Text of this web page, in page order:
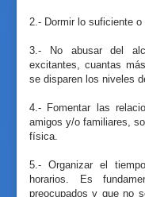
2.- Dormir lo suficiente
3.- No abusar del
excitantes, cuantas
se disparen los niveles
4.- Fomentar las
amigos y/o familiares,
física.
5.- Organizar el
horarios. Es
preocupados y que no